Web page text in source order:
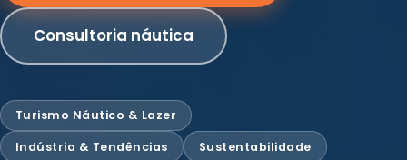
Consultoria náutica
Turismo Náutico & Lazer
Indústria & Tendências Sustentabilidade